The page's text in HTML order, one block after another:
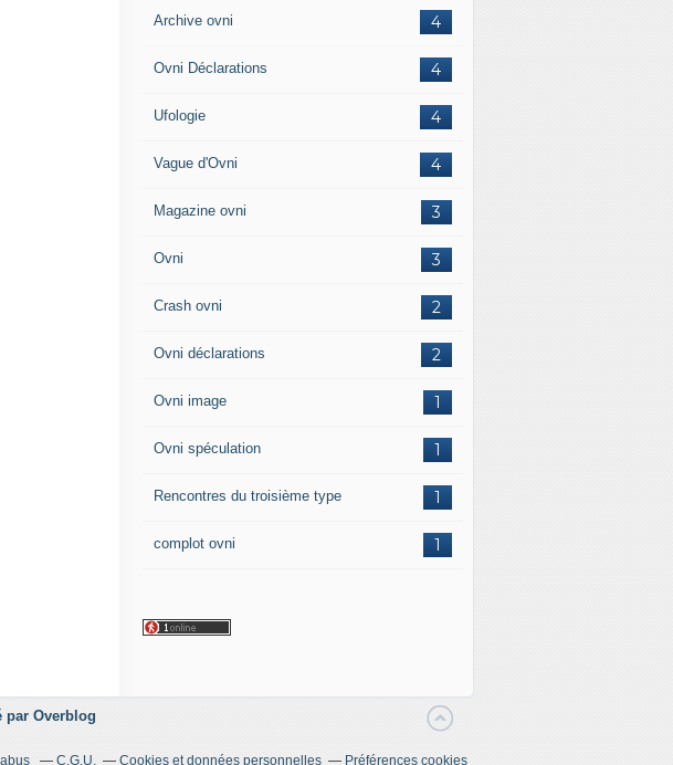
4
Archive ovni
4
Ovni Déclarations
4
Ufologie
4
Vague d'Ovni
3
Magazine ovni
3
Ovni
2
Crash ovni
2
Ovni déclarations
1
Ovni image
1
Ovni spéculation
1
Rencontres du troisième type
1
complot ovni
par Overblog
C.G.U. Cookies et données personnelles Préférences cookies